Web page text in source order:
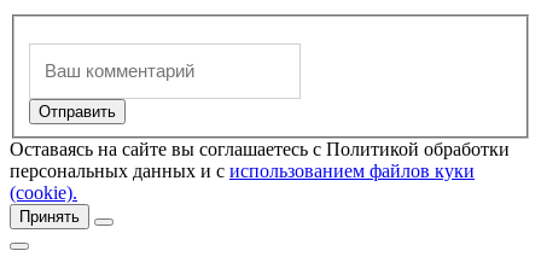
Оставаясь на сайте вы соглашаетесь с Политикой обработки
персональных данных и с использованием файлов куки
(cookie).
Принять